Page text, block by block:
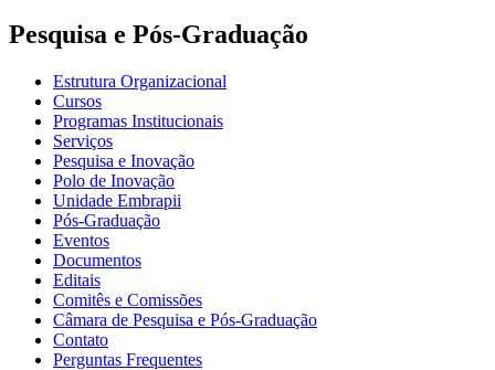
Pesquisa e Pós-Graduação
Estrutura Organizacional
Cursos
Programas Institucionais
Serviços
Pesquisa e Inovação
Polo de Inovação
Unidade Embrapii
Pós-Graduação
Eventos
Documentos
Editais
Comitês e Comissões
Câmara de Pesquisa e Pós-Graduação
Contato
Perguntas Frequentes